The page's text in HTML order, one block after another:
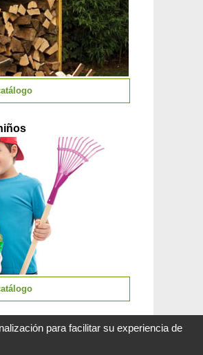
para facilitar su experiencia de